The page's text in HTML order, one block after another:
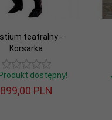
teatralny -
Korsarka
dostępny!
899,00 PLN